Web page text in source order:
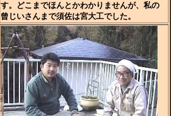
す。どこまでほんとかわかりませんが、私の
曾じいさんまで須佐は宮大工でした。